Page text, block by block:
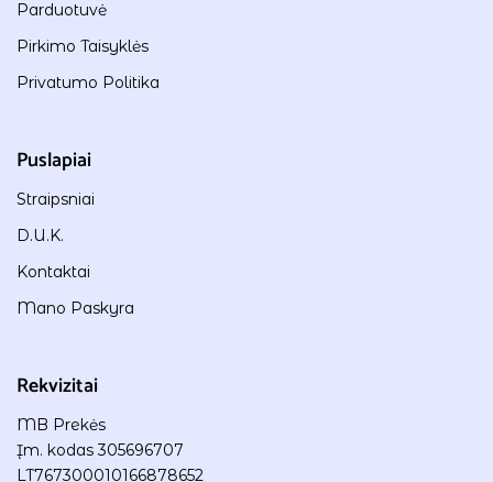
Parduotuvė
Pirkimo Taisyklės
Privatumo Politika
Puslapiai
Straipsniai
D.U.K.
Kontaktai
Mano Paskyra
Rekvizitai
MB Prekės
Įm. kodas 305696707
LT767300010166878652